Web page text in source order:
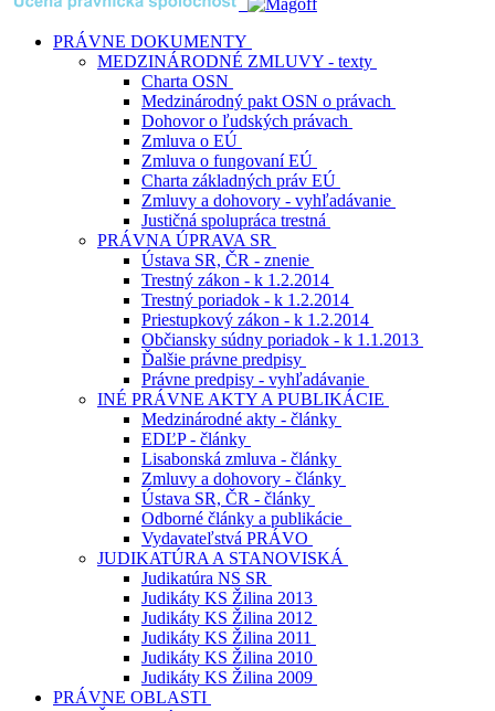
PRÁVNE DOKUMENTY
MEDZINÁRODNÉ ZMLUVY - texty
Charta OSN
Medzinárodný pakt OSN o právach
Dohovor o ľudských právach
Zmluva o EÚ
Zmluva o fungovaní EÚ
Charta základných práv EÚ
Zmluvy a dohovory - vyhľadávanie
Justičná spolupráca trestná
PRÁVNA ÚPRAVA SR
Ústava SR, ČR - znenie
Trestný zákon - k 1.2.2014
Trestný poriadok - k 1.2.2014
Priestupkový zákon - k 1.2.2014
Občiansky súdny poriadok - k 1.1.2013
Ďalšie právne predpisy
Právne predpisy - vyhľadávanie
INÉ PRÁVNE AKTY A PUBLIKÁCIE
Medzinárodné akty - články
EDĽP - články
Lisabonská zmluva - články
Zmluvy a dohovory - články
Ústava SR, ČR - články
Odborné články a publikácie
Vydavateľstvá PRÁVO
JUDIKATÚRA A STANOVISKÁ
Judikatúra NS SR
Judikáty KS Žilina 2013
Judikáty KS Žilina 2012
Judikáty KS Žilina 2011
Judikáty KS Žilina 2010
Judikáty KS Žilina 2009
PRÁVNE OBLASTI